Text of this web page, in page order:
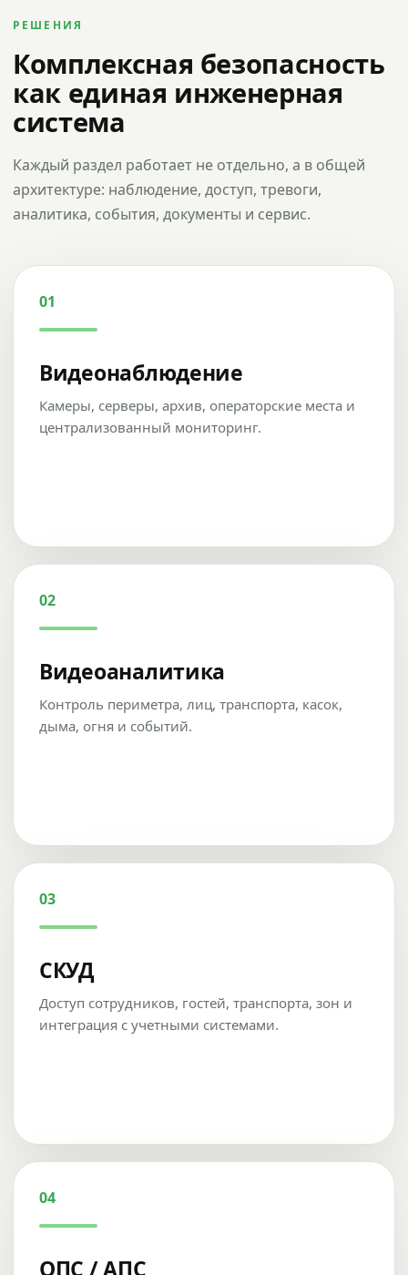
РЕШЕНИЯ
Комплексная безопасность
как единая инженерная
система
Каждый раздел работает не отдельно, а в общей
архитектуре: наблюдение, доступ, тревоги,
аналитика, события, документы и сервис.
01
Видеонаблюдение
Камеры, серверы, архив, операторские места и
централизованный мониторинг.
02
Видеоаналитика
Контроль периметра, лиц, транспорта, касок,
дыма, огня и событий.
03
СКУД
Доступ сотрудников, гостей, транспорта, зон и
интеграция с учетными системами.
04
ОПС / АПС